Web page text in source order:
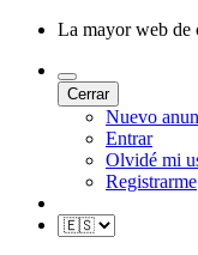
La mayor web de
Cerrar
Nuevo
Entrar
Olvidé mi
Registrarme